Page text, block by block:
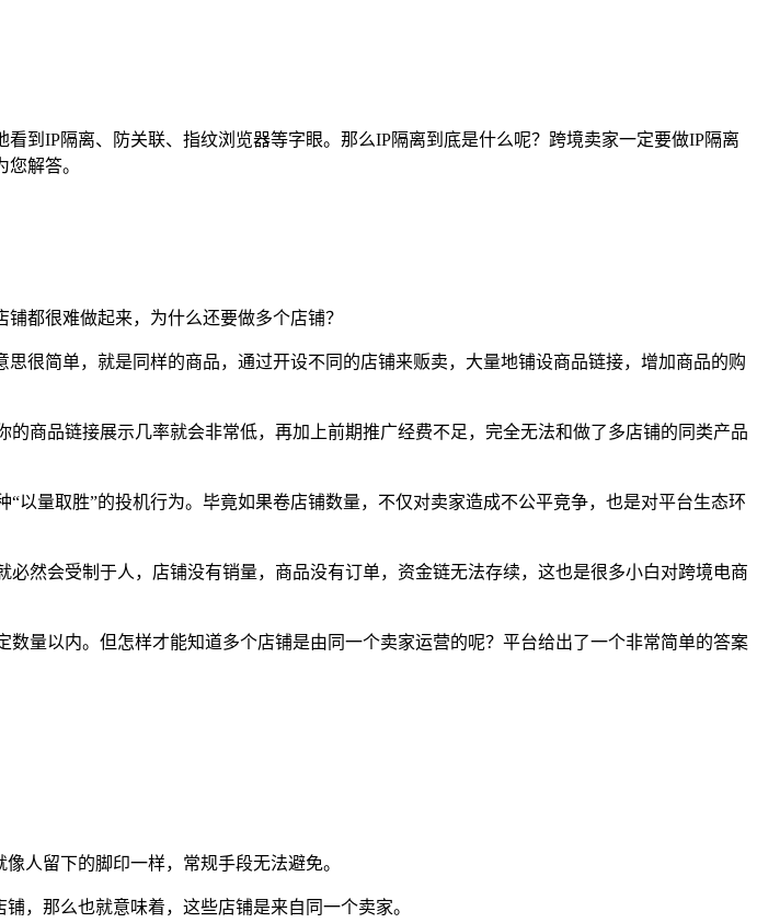
到IP隔离、防关联、指纹浏览器等字眼。那么IP隔离到底是什么呢？跨境卖家一定要做IP隔离
解答。
都很难做起来，为什么还要做多个店铺？
很简单，就是同样的商品，通过开设不同的店铺来贩卖，大量地铺设商品链接，增加商品的购
商品链接展示几率就会非常低，再加上前期推广经费不足，完全无法和做了多店铺的同类产品
量取胜”的投机行为。毕竟如果卷店铺数量，不仅对卖家造成不公平竞争，也是对平台生态环
然会受制于人，店铺没有销量，商品没有订单，资金链无法存续，这也是很多小白对跨境电商
量以内。但怎样才能知道多个店铺是由同一个卖家运营的呢？平台给出了一个非常简单的答案
人留下的脚印一样，常规手段无法避免。
，那么也就意味着，这些店铺是来自同一个卖家。